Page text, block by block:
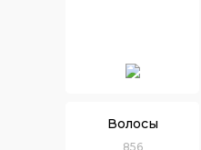
Волосы
856